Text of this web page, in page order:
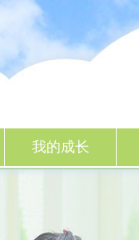
我的成长